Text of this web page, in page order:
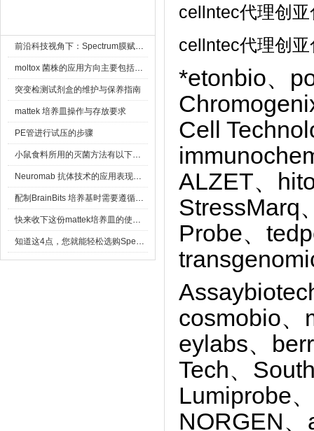
前沿科技视角下：Spectrum膜赋能精密制造
moltox 菌株的应用方向主要包括以下几个方面
突变检测试剂盒的维护与保养指南
mattek 培养皿操作与存放要求
PE管进行试压的步骤
小鼠食料所用的灭菌方法有以下三种
Neuromab 抗体技术的应用表现在这几方面
配制BrainBits 培养基时需要遵循的原则
快来收下这份mattek培养皿的使用指南
知道这4点，您就能轻松选购Spectrum 膜
cellntec代理创
cellntec代理创
*etonbio、
Cell
ALZET、
StressMarq
Probe、
cosmobio、
eylabs、
Tech、
Lumiprobe
NORGEN、